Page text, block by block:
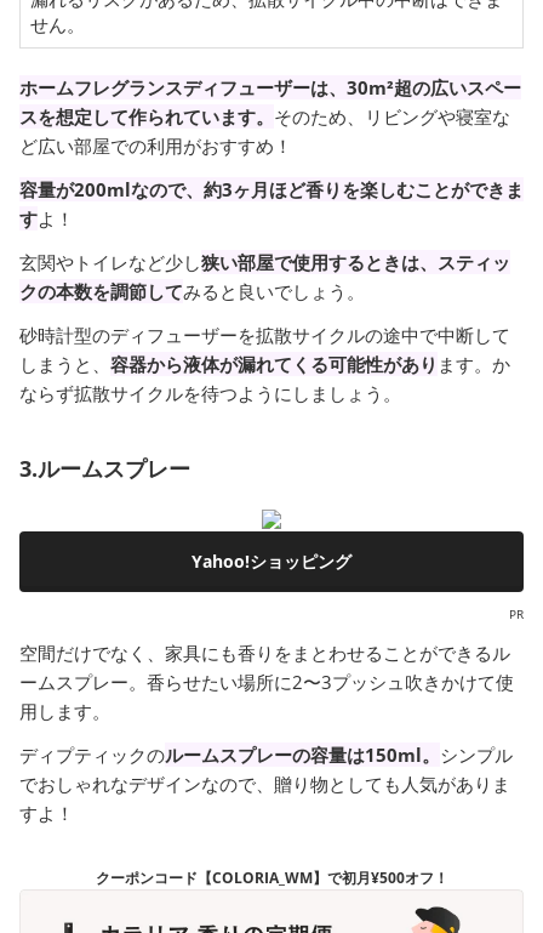
せん。
ホームフレグランスディフューザーは、30m²超の広いスペー
スを想定して作られています。 そのため、リビングや寝室な
ど広い部屋での利用がおすすめ！
容量が200mlなので、約3ヶ月ほど香りを楽しむことができま
すよ！
玄関やトイレなど少し狭い部屋で使用するときは、スティッ
クの本数を調節してみると良いでしょう。
砂時計型のディフューザーを拡散サイクルの途中で中断して
しまうと、 容器から液体が漏れてくる可能性があり ます。か
ならず拡散サイクルを待つようにしましょう。
3.ルームスプレー
Yahoo!ショッピング
PR
空間だけでなく、家具にも香りをまとわせることができるル
ームスプレー。香らせたい場所に2〜3プッシュ吹きかけて使
用します。
ディプティックのルームスプレーの容量は150ml。 シンプル
でおしゃれなデザインなので、贈り物としても人気がありま
すよ！
クーポンコード【COLORIA_WM】で初月¥500オフ！